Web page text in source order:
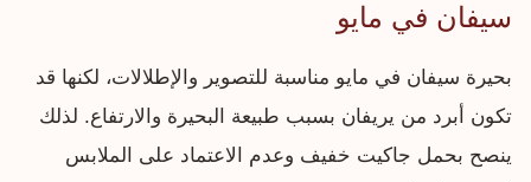
سيفان في مايو
بحيرة سيفان في مايو مناسبة للتصوير والإطلالات، لكنها قد
تكون أبرد من يريفان بسبب طبيعة البحيرة والارتفاع. لذلك
ينصح بحمل جاكيت خفيف وعدم الاعتماد على الملابس